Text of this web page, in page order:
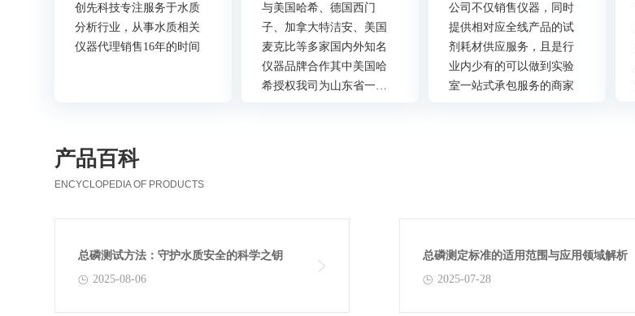
创先科技专注服务于水质
分析行业，从事水质相关
仪器代理销售16年的时间
与美国哈希、德国西门
子、加拿大特洁安、美国
麦克比等多家国内外知名
仪器品牌合作其中美国哈
希授权我司为山东省一级
公司不仅销售仪器，同时
提供相对应全线产品的试
剂耗材供应服务，且是行
业内少有的可以做到实验
室一站式承包服务的商家
产品百科
ENCYCLOPEDIA OF PRODUCTS
总磷测试方法：守护水质安全的科学之钥
2025-08-06
总磷测定标准的适用范围与应用领域解析
2025-07-28